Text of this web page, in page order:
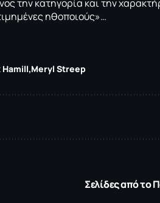
την κατηγορία και την
ηθοποιούς»…
Hamill Meryl Streep
Σελίδες από το